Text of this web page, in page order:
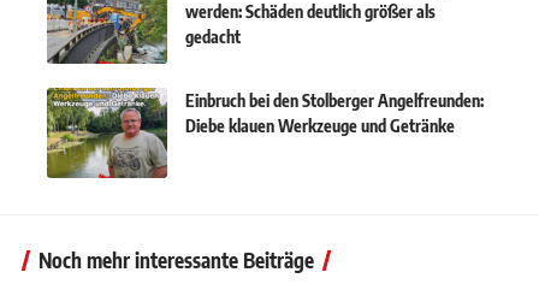
werden: Schäden deutlich größer als
gedacht
Einbruch bei den Stolberger Angelfreunden:
Diebe klauen Werkzeuge und Getränke
Noch mehr interessante Beiträge